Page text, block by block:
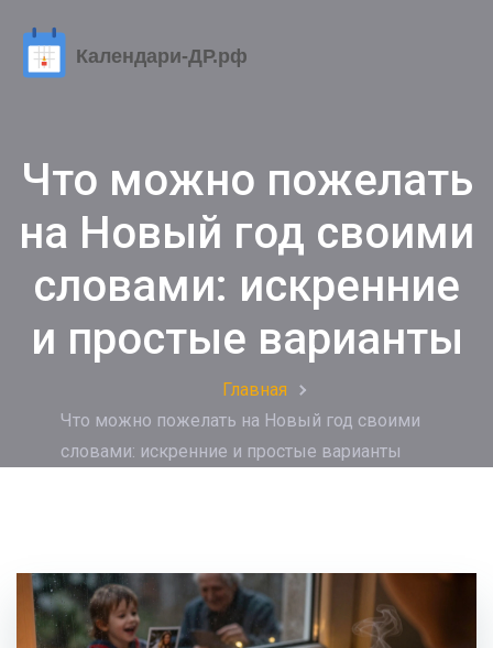
Что можно пожелать
на Новый год своими
словами: искренние
и простые варианты
Главная
Что можно пожелать на Новый год своими
словами: искренние и простые варианты